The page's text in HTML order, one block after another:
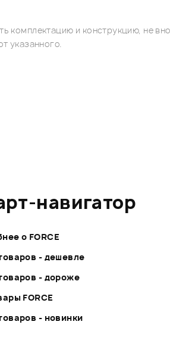
комплектацию и конструкцию, не
указанного.
навигатор
о FORCE
- дешевле
- дороже
FORCE
- новинки